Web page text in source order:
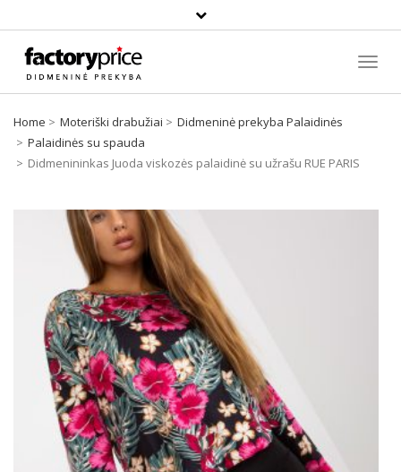
Paieška
Home Moteriški drabužiai
Didmeninė prekyba Palaidinės
Palaidinės su spauda
Didmenininkas Juoda viskozės palaidinė su užrašu RUE PARIS